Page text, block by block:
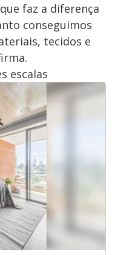
faz a diferença
conseguimos
tecidos e
escalas